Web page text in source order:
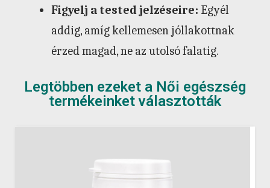
Figyelj a tested jelzéseire: Egyél
addig, amíg kellemesen jóllakottnak
érzed magad, ne az utolsó falatig.
Legtöbben ezeket a Női egészség
termékeinket választották